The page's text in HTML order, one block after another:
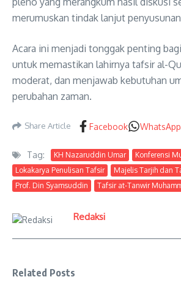
merumuskan tindak lanjut penyusunan
Acara ini menjadi tonggak penting
untuk memastikan lahirnya tafsir al-
moderat, dan menjawab kebutuhan
perubahan zaman.
Share Article Facebook WhatsApp
Tag: KH Nazaruddin Umar Konferensi
Lokakarya Penulisan Tafsir
Majelis Tarjih dan
Prof. Din Syamsuddin
Tafsir at-Tanwir
Redaksi
Related Posts